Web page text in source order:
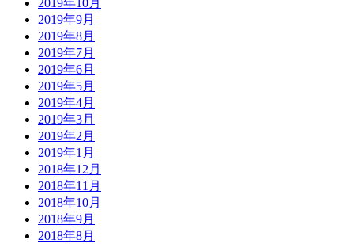
2019年9月
2019年8月
2019年7月
2019年6月
2019年5月
2019年4月
2019年3月
2019年2月
2019年1月
2018年12月
2018年11月
2018年10月
2018年9月
2018年8月